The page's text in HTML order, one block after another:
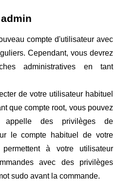
compte d'utilisateur avec
Cependant, vous devrez
administratives en tant
de votre utilisateur habituel
que compte root, vous pouvez
des privilèges de
le compte habituel de votre
à votre utilisateur
avec des privilèges
sudo avant la commande.